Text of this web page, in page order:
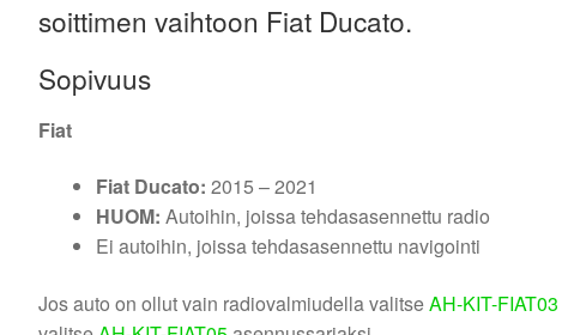
soittimen vaihtoon Fiat Ducato.
Sopivuus
Fiat
Fiat Ducato: 2015 – 2021
HUOM: Autoihin, joissa tehdasasennettu radio
Ei autoihin, joissa tehdasasennettu navigointi
Jos auto on ollut vain radiovalmiudella valitseAH-KIT-FIAT03